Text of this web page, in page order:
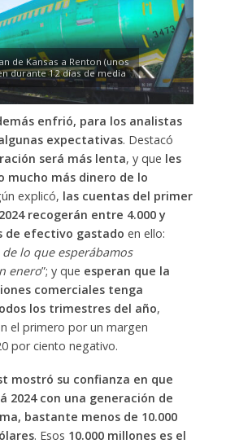
de Kansas a Renton (unos
durante 12 días de media
enfrió, para los analistas
expectativas. Destacó
será más lenta, y que les
mucho más dinero de lo
explicó, las cuentas del primer
recogerán entre 4.000 y
de efectivo gastado en ello:
lo que esperábamos
enero”; y que esperan que la
comerciales tenga
los trimestres del año,
el primero por un margen
por ciento negativo.
mostró su confianza en que
2024 con una generación de
bastante menos de 10.000
. Esos 10.000 millones es el